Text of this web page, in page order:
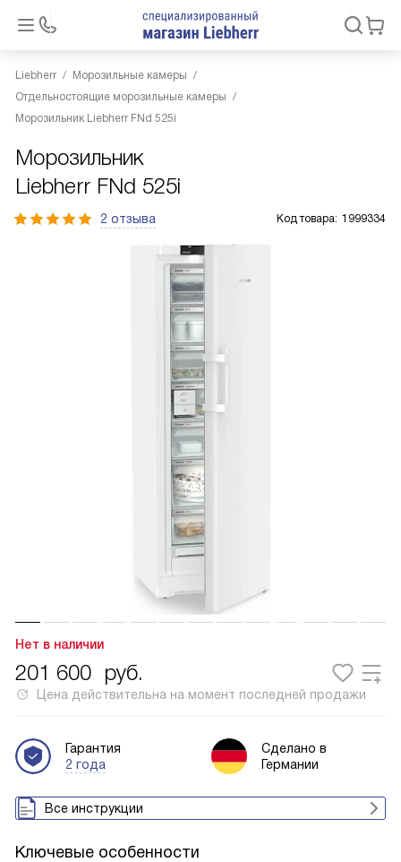
Liebherr
Морозильные камеры
Отдельностоящие морозильные камеры
Морозильник Liebherr FNd 525i
Морозильник
Liebherr FNd 525i
2 отзыва Код товара: 1999334
Нет в наличии
201 600 руб.
Цена действительна на момент последней продажи
Гарантия
2 года
Сделано в
Германии
Все инструкции
Ключевые особенности